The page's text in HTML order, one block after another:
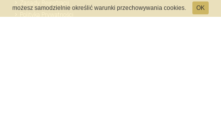
możesz samodzielnie określić warunki przechowywania cookies.
OK